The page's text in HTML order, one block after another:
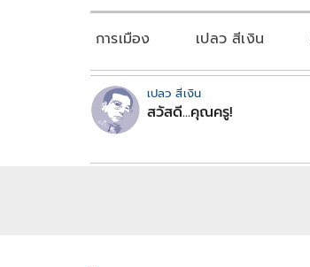
การเมือง เปลว สีเงิน
เปลว สีเงิน
สวัสดี...คุณครู!